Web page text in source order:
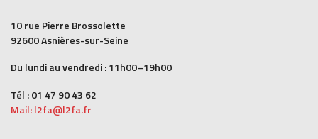
10 rue Pierre Brossolette
92600 Asnières-sur-Seine
Du lundi au vendredi : 11h00–19h00
Tél : 01 47 90 43 62
Mail: l2fa@l2fa.fr